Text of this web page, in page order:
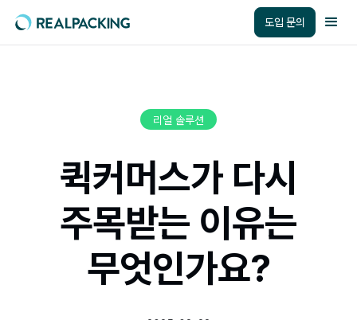
도입 문의
리얼 솔루션
퀵커머스가 다시
주목받는 이유는
무엇인가요?